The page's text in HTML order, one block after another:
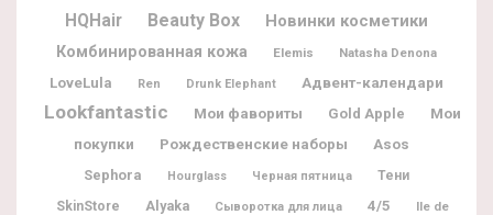
HQHair Beauty Box Новинки косметики
Комбинированная кожа Elemis Natasha Denona
LoveLula Ren Drunk Elephant Адвент-календари
Lookfantastic Мои фавориты Gold Apple
Мои
покупки
Рождественские наборы
Asos
Sephora
Hourglass Черная пятница
Тени
SkinStore
Alyaka Сыворотка для лица 4/5
Ile de